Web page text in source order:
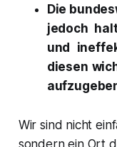
Die
jedoch
und
diesen
Wir sind nicht
sondern ein Ort